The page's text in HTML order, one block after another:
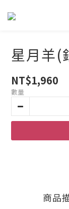
星月羊(
NT$1,960
數量
商品